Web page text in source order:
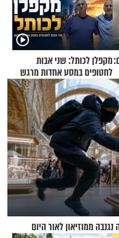
מקפלן לכותל: שני אבות
לחטופים במסע אחדות מרגש